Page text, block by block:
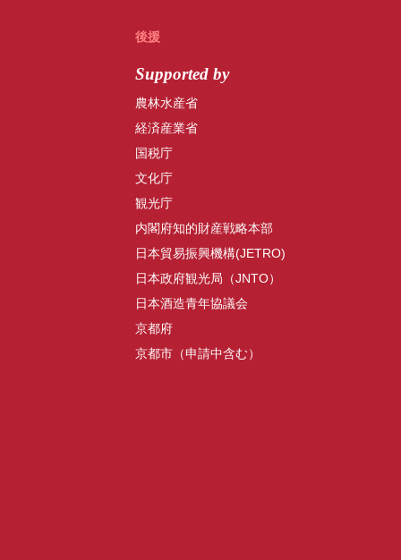
後援
Supported by
農林水産省
経済産業省
国税庁
文化庁
観光庁
内閣府知的財産戦略本部
日本貿易振興機構(JETRO)
日本政府観光局（JNTO）
日本酒造青年協議会
京都府
京都市（申請中含む）